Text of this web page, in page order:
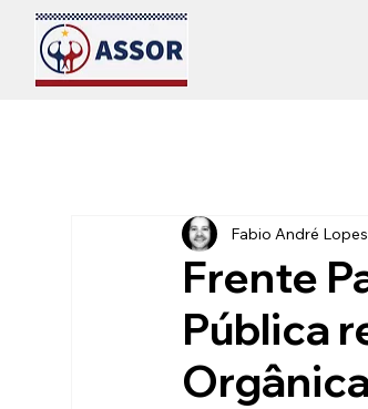
Frente
Pública
Fabio André Lopes